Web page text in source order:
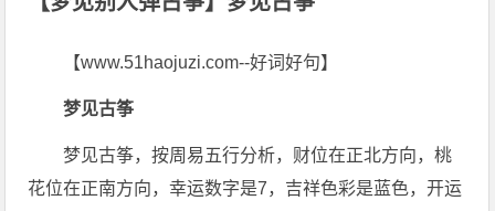
【www.51haojuzi.com--好词好句】
梦见古筝
梦见古筝，按周易五行分析，财位在正北方向，桃
花位在正南方向，幸运数字是7，吉祥色彩是蓝色，开运